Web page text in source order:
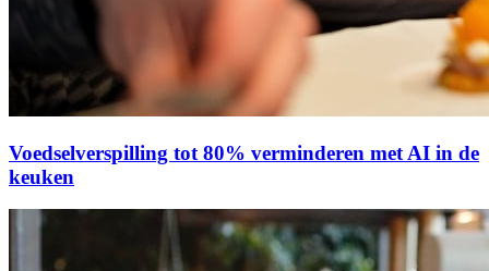
Voedselverspilling tot 80% verminderen met AI in de
keuken